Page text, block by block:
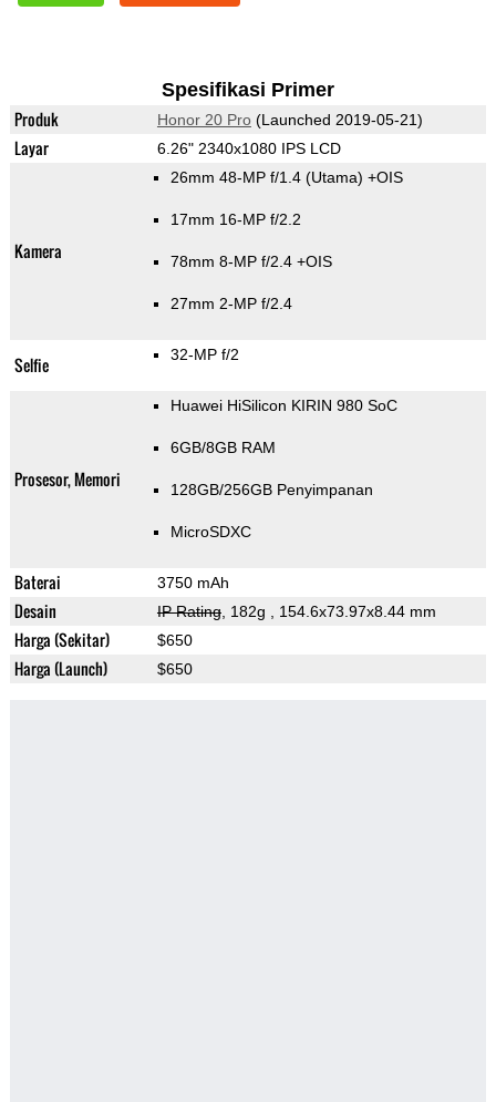
Spesifikasi Primer
Produk Honor 20 Pro(Launched 2019-05-21)
Layar 6.26" 2340x1080 IPS LCD
Kamera
26mm 48-MP f/1.4 (Utama) +OIS
17mm 16-MP f/2.2
78mm 8-MP f/2.4 +OIS
27mm 2-MP f/2.4
Selfie 32-MP f/2
Prosesor, Memori
Huawei HiSilicon KIRIN 980 SoC
6GB/8GB RAM
128GB/256GB Penyimpanan
MicroSDXC
Baterai 3750 mAh
Desain IP Rating, 182g , 154.6x73.97x8.44 mm
Harga (Sekitar) $650
Harga (Launch) $650